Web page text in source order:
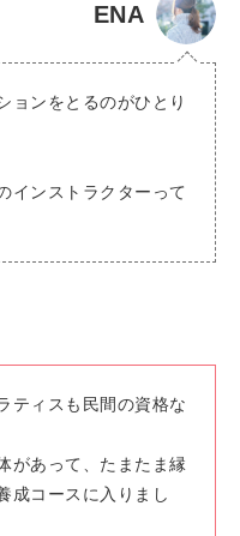
ENA
ョンをとるのがひとり
インストラクターって
ティスも民間の資格な
があって、たまたま縁
成コースに入りまし